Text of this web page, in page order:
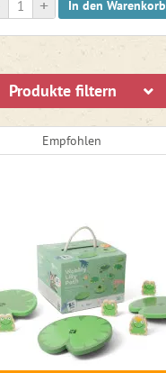
+ In den Warenkorb
Produkte filtern
Empfohlen